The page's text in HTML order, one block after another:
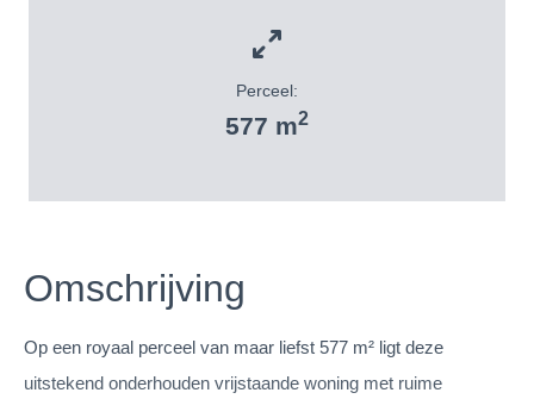
Perceel:
577 m2
Omschrijving
Op een royaal perceel van maar liefst 577 m² ligt deze
uitstekend onderhouden vrijstaande woning met ruime